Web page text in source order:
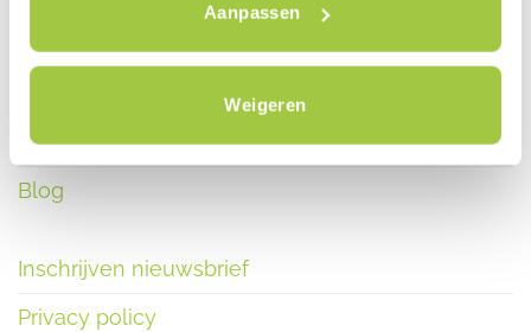
Aanpassen
Weigeren
Reviews
Nieuws
Blog
Inschrijven nieuwsbrief
Privacy policy